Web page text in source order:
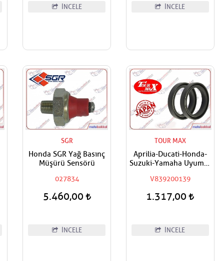
İNCELE İNCELE
SGR
Honda SGR Yağ Basınç
Müşürü Sensörü
027834
5.460,00
İNCELE
TOUR MAX
Aprilia-Ducati-Honda-
Suzuki-Yamaha Uyumlu
Yağ Keçesi
V839200139
1.317,00
İNCELE